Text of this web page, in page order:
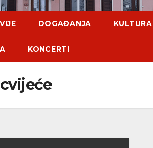
DOGAĐANJA KULTURA
KONCERTI